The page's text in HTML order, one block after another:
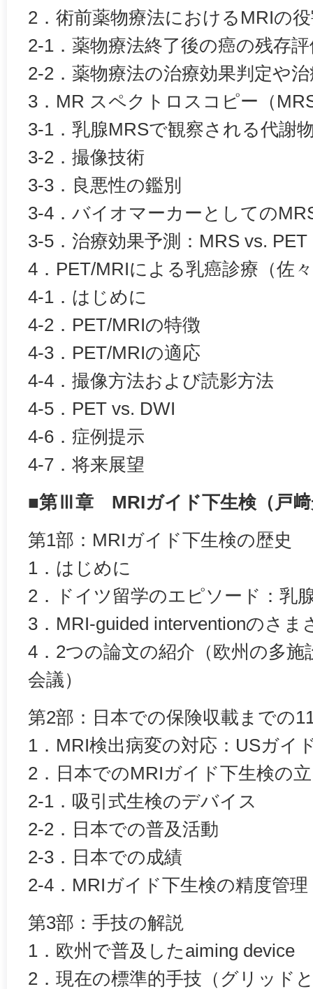
2．術前薬物療法におけるMRIの
2-1．薬物療法終了後の癌の残存
2-2．薬物療法の治療効果判定や
3．MR スペクトロスコピー（
3-1．乳腺MRSで観察される代謝
3-2．撮像技術
3-3．良悪性の鑑別
3-4．バイオマーカーとしての
3-5．治療効果予測：MRS vs. PET
4．PET/MRIによる乳癌診療（佐
4-1．はじめに
4-2．PET/MRIの特徴
4-3．PET/MRIの適応
4-4．撮像方法および読影方法
4-5．PET vs. DWI
4-6．症例提示
4-7．将来展望
■第Ⅲ章 MRIガイド下生検（戸﨑
第1部：MRIガイド下生検の歴史
1．はじめに
2．ドイツ留学のエピソード：乳
3．MRI-guided interventionのさま
4．2つの論文の紹介（欧州の多
会議）
第2部：日本での保険収載までの
1．MRI検出病変の対応：USガイ
2．‌日本でのMRIガイド下生検の
2-1．吸引式生検のデバイス
2-2．日本での普及活動
2-3．日本での成績
2-4．MRIガイド下生検の精度管理
第3部：手技の解説
1．欧州で普及したaiming device
2．現在の標準的手技（グリッ